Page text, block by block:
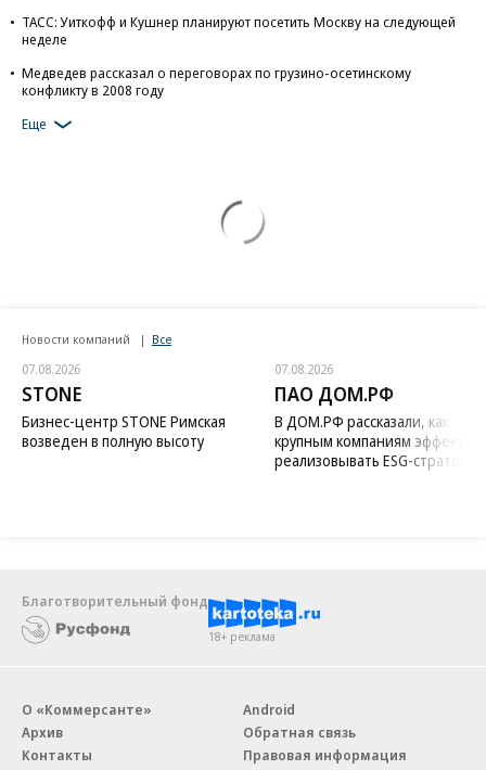
ТАСС: Уиткофф и Кушнер планируют посетить Москву на следующей
неделе
Медведев рассказал о переговорах по грузино-осетинскому
конфликту в 2008 году
Еще
Новости компаний Все
07.08.2026
STONE
Бизнес-центр STONE Римская
возведен в полную высоту
07.08.2026
ПАО ДОМ.РФ
В ДОМ.РФ рассказали, как
крупным компаниям
реализовывать ESG-стратегию
Благотворительный фонд
18+ реклама
О «Коммерсанте»
Архив
Контакты
Android
Обратная связь
Правовая информация